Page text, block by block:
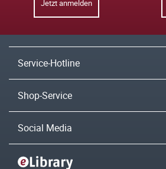
Jetzt anmelden
Service-Hotline
Shop-Service
Social Media